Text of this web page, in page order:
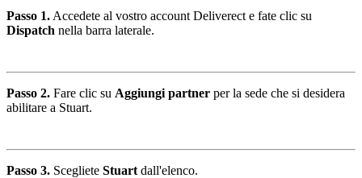
Passo 1. Accedete al vostro account Deliverect e fate clic su
Dispatch nella barra laterale.
Passo 2. Fare clic su Aggiungi partner per la sede che si desidera
abilitare a Stuart.
Passo 3. Scegliete Stuart dall'elenco.